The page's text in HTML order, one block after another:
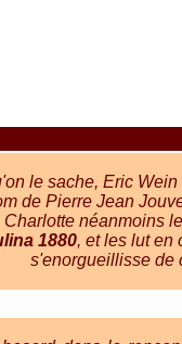
le sache, Eric
de Pierre Jean
néanmoins
1880, et les lut en
s'enorgueillisse de